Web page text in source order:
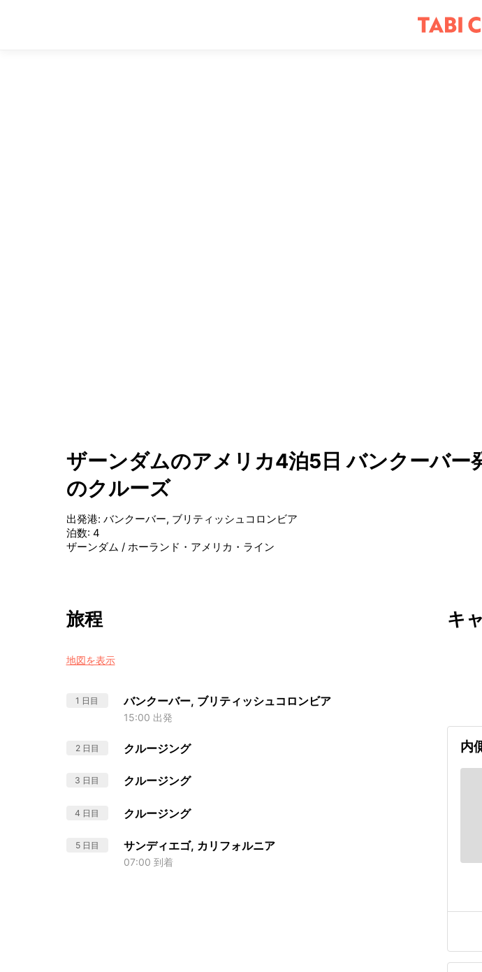
ザーンダムのアメリカ4泊5日 バンクーバー
のクルーズ
出発港: バンクーバー, ブリティッシュコロンビア
泊数: 4
ザーンダム / ホーランド・アメリカ・ライン
旅程
地図を表示
1 日目 バンクーバー, ブリティッシュコロンビア
15:00 出発
2 日目 クルージング
3 日目 クルージング
4 日目 クルージング
5 日目 サンディエゴ, カリフォルニア
07:00 到着
キ
内